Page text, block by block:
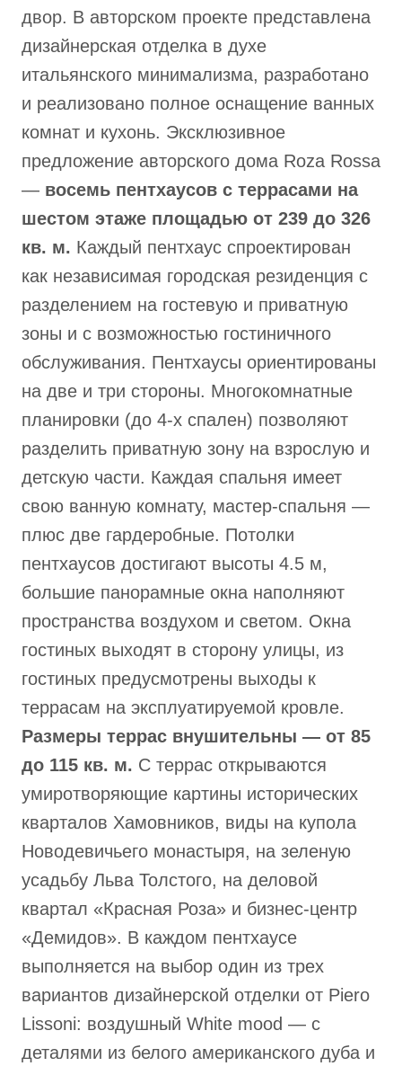
двор. В авторском проекте представлена
дизайнерская отделка в духе
итальянского минимализма, разработано
и реализовано полное оснащение ванных
комнат и кухонь. Эксклюзивное
предложение авторского дома Roza Rossa
— восемь пентхаусов с террасами на
шестом этаже площадью от 239 до 326
кв. м. Каждый пентхаус спроектирован
как независимая городская резиденция с
разделением на гостевую и приватную
зоны и с возможностью гостиничного
обслуживания. Пентхаусы ориентированы
на две и три стороны. Многокомнатные
планировки (до 4-х спален) позволяют
разделить приватную зону на взрослую и
детскую части. Каждая спальня имеет
свою ванную комнату, мастер-спальня —
плюс две гардеробные. Потолки
пентхаусов достигают высоты 4.5 м,
большие панорамные окна наполняют
пространства воздухом и светом. Окна
гостиных выходят в сторону улицы, из
гостиных предусмотрены выходы к
террасам на эксплуатируемой кровле.
Размеры террас внушительны — от 85
до 115 кв. м. С террас открываются
умиротворяющие картины исторических
кварталов Хамовников, виды на купола
Новодевичьего монастыря, на зеленую
усадьбу Льва Толстого, на деловой
квартал «Красная Роза» и бизнес-центр
«Демидов». В каждом пентхаусе
выполняется на выбор один из трех
вариантов дизайнерской отделки от Piero
Lissoni: воздушный White mood — с
деталями из белого американского дуба и